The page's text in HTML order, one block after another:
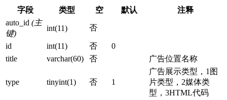
字段 类型 空 默认
注释
auto_id (主
键)
int(11) 否
id int(11) 否
0
title
varchar(60) 否 广告位置名称
type tinyint(1) 否 1
广告展示类型，1图
片类型，2媒体类
型，3HTML代码